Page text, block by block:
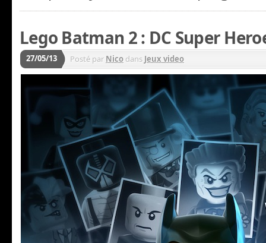
Lego Batman 2 : DC Super
27/05/13 Posté par Nico dans Jeux video